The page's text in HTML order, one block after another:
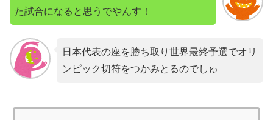
た試合になると思うでやんす！
日本代表の座を勝ち取り世界最終予選でオリ
ンピック切符をつかみとるのでしゅ